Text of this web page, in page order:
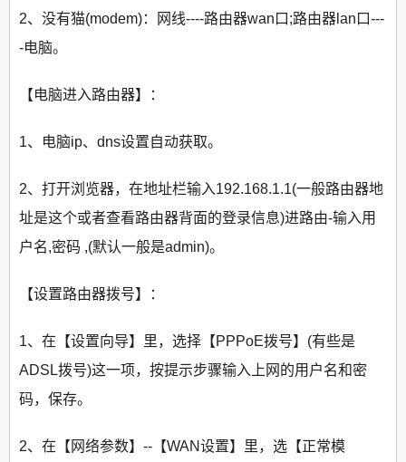
2、没有猫(modem)：网线----路由器wan口;路由器lan口---
-电脑。
【电脑进入路由器】：
1、电脑ip、dns设置自动获取。
2、打开浏览器，在地址栏输入192.168.1.1(一般路由器地
址是这个或者查看路由器背面的登录信息)进路由-输入用
户名,密码 ,(默认一般是admin)。
【设置路由器拨号】：
1、在【设置向导】里，选择【PPPoE拨号】(有些是
ADSL拨号)这一项，按提示步骤输入上网的用户名和密
码，保存。
2、在【网络参数】--【WAN设置】里，选【正常模